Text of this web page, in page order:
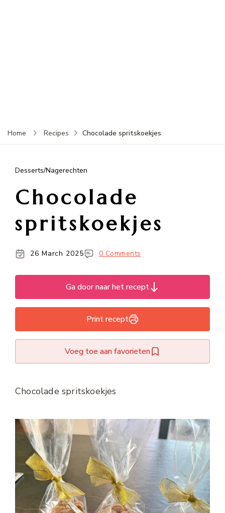
Home Recipes Chocolade spritskoekjes
Desserts/Nagerechten
Chocolade
spritskoekjes
26 March 2025 0 Comments
Ga door naar het recept
Print recept
Voeg toe aan favorieten
Chocolade spritskoekjes